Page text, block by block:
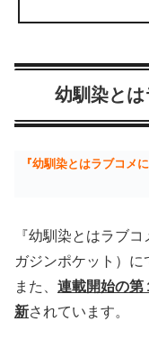
幼馴染と
『幼馴染とはラブコメ
『幼馴染とはラブ
ガジンポケット）に
また、 連載開始の第
新されています。